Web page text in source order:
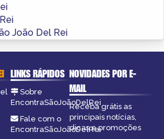
João Del Rei
LINKS RÁPIDOS
Sobre
EncontraSãoJoãoDelRei
Fale com o
EncontraSãoJoãoDelRei
NOVIDADES POR E-
MAIL
Receba grátis as
principais notícias,
dicas e promoções